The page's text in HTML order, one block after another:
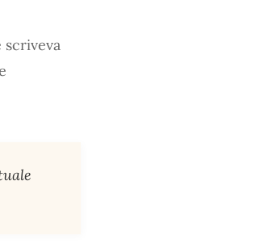
scriveva